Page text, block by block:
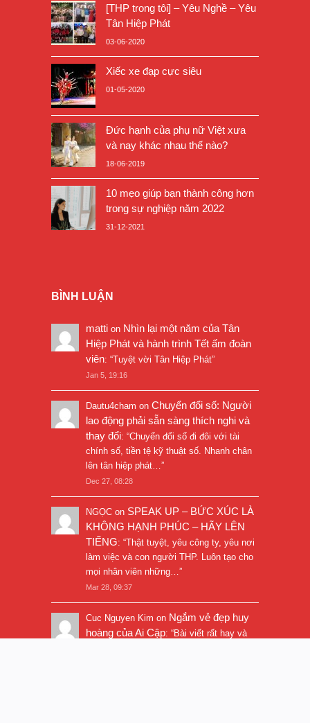
[THP trong tôi] – Yêu Nghề – Yêu
Tân Hiệp Phát
03-06-2020
Xiếc xe đạp cực siêu
01-05-2020
Đức hạnh của phụ nữ Việt xưa
và nay khác nhau thế nào?
18-06-2019
10 mẹo giúp bạn thành công hơn
trong sự nghiệp năm 2022
31-12-2021
BÌNH LUẬN
matti on Nhìn lại một năm của Tân
Hiệp Phát và hành trình Tết ấm đoàn
viên: “Tuyệt vời Tân Hiệp Phát”
Jan 5, 19:16
Dautu4cham on Chuyển đổi số: Người
lao động phải sẵn sàng thích nghi và
thay đổi: “Chuyển đổi số đi đôi với tài
chính số, tiền tệ kỹ thuật số. Nhanh chân
lên tân hiệp phát…”
Dec 27, 08:28
NGỌC on SPEAK UP – BỨC XÚC LÀ
KHÔNG HẠNH PHÚC – HÃY LÊN
TIẾNG: “Thật tuyệt, yêu công ty, yêu nơi
làm việc và con người THP. Luôn tạo cho
mọi nhân viên những…”
Mar 28, 09:37
Cuc Nguyen Kim on Ngắm vẻ đẹp huy
hoàng của Ai Cập: “Bài viết rất hay và